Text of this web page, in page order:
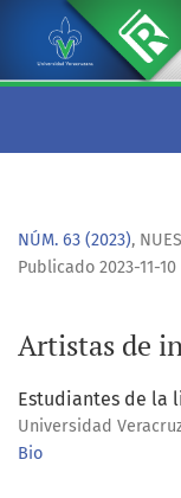
Artistas de interiores
NÚM. 63 (2023),
Artistas de
Publicado 2023-11-10
Estudiantes de la
Universidad
Bio